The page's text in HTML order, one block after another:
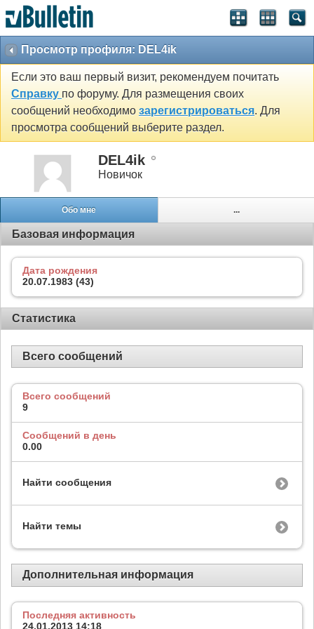
Просмотр профиля: DEL4ik
Если это ваш первый визит, рекомендуем почитать
Справку по форуму. Для размещения своих
сообщений необходимо зарегистрироваться. Для
просмотра сообщений выберите раздел.
DEL4ik
Новичок
Обо мне ...
Базовая информация
Дата рождения
20.07.1983 (43)
Статистика
Всего сообщений
Всего сообщений
9
Сообщений в день
0.00
Найти сообщения
Найти темы
Дополнительная информация
Последняя активность
24.01.2013 14:18